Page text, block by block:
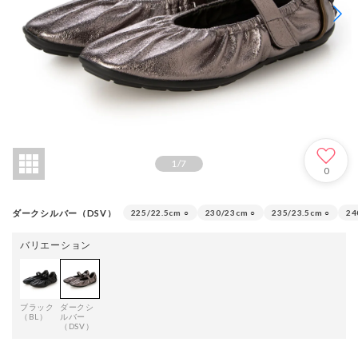
1/7
0
ダークシルバー（DSV） 225/22.5cm ○ 230/23cm ○ 235/23.5cm ○
バリエーション
ブラック
（BL）
ダークシ
ルバー
（DSV）